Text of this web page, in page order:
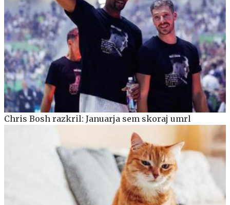
Chris Bosh razkril: Januarja sem skoraj umrl